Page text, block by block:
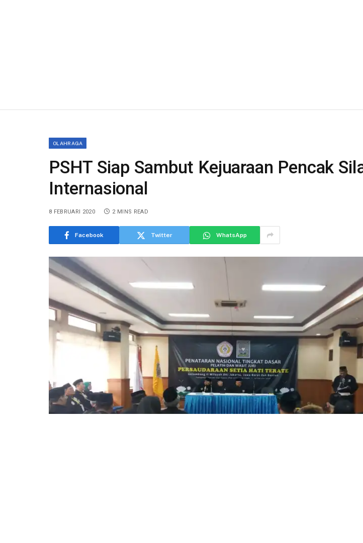
OLAHRAGA
PSHT Siap Sambut Kejuaraan Pencak
Internasional
8 FEBRUARI 2020 2 MINS READ
Facebook Twitter WhatsApp